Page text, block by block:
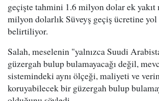
geçişte tahmini 1.6 milyon dolar ek yakıt
milyon dolarlık Süveyş geçiş ücretine yol
belirtiliyor.
Salah, meselenin "yalnızca Suudi
güzergah bulup bulamayacağı değil,
sistemindeki aynı ölçeği, maliyeti ve
koruyabilecek bir güzergah bulup